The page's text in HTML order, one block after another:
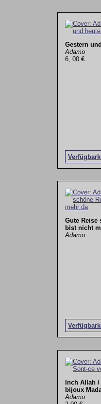
Gestern
Adamo
6,.00 €
Gute Reise
bist nicht
Adamo
Inch Allah
bijoux
Adamo